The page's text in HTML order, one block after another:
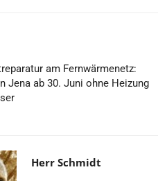
am Fernwärmenetz:
Jena ab 30. Juni ohne Heizung
Herr Schmidt